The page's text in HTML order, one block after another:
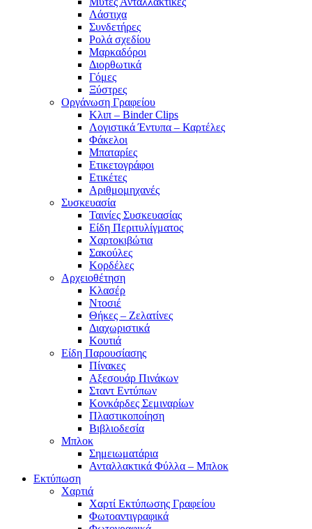
Λάστιχα
Συνδετήρες
Ρολά σχεδίου
Μαρκαδόροι
Διορθωτικά
Γόμες
Ξύστρες
Οργάνωση Γραφείου
Κλιπ – Binder Clips
Λογιστικά Έντυπα – Καρτέλες
Φάκελοι
Μπαταρίες
Ετικετογράφοι
Ετικέτες
Αριθμομηχανές
Συσκευασία
Ταινίες Συσκευασίας
Είδη Περιτυλίγματος
Χαρτοκιβώτια
Σακούλες
Κορδέλες
Αρχειοθέτηση
Κλασέρ
Ντοσιέ
Θήκες – Ζελατίνες
Διαχωριστικά
Κουτιά
Είδη Παρουσίασης
Πίνακες
Αξεσουάρ Πινάκων
Σταντ Εντύπων
Κονκάρδες Σεμιναρίων
Πλαστικοποίηση
Βιβλιοδεσία
Μπλοκ
Σημειωματάρια
Ανταλλακτικά Φύλλα – Μπλοκ
Εκτύπωση
Χαρτιά
Χαρτί Εκτύπωσης Γραφείου
Φωτοαντιγραφικά